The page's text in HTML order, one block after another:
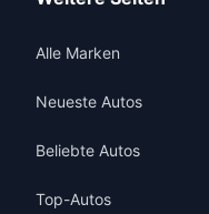
Alle Marken
Neueste Autos
Beliebte Autos
Top-Autos